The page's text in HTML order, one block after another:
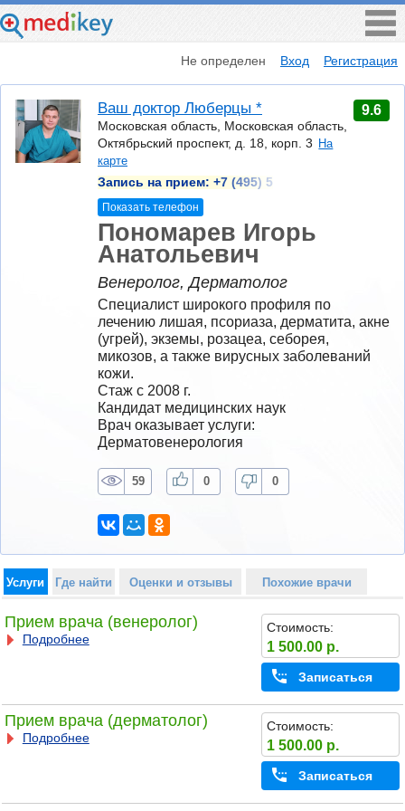
Не определен Вход Регистрация
Ваш доктор Люберцы *
Московская область, Московская область,
Октябрьский проспект, д. 18, корп. 3 На
карте
Запись на прием: +7 (495) 5
Показать телефон
9.6
Пономарев Игорь
Анатольевич
Венеролог, Дерматолог
Специалист широкого профиля по
лечению лишая, псориаза, дерматита, акне
(угрей), экземы, розацеа, себорея,
микозов, а также вирусных заболеваний
кожи.
Стаж с 2008 г.
Кандидат медицинских наук
Врач оказывает услуги:
Дерматовенерология
59 0 0
Услуги Где найти Оценки и отзывы Похожие врачи
Прием врача (венеролог)
Подробнее
Стоимость:
1 500.00 р.
Записаться
Прием врача (дерматолог)
Подробнее
Стоимость:
1 500.00 р.
Записаться